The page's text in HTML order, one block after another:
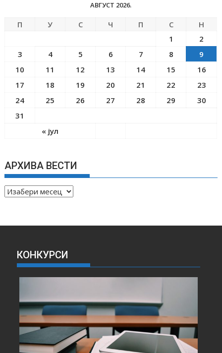
АВГУСТ 2026.
П У С Ч П С Н
« јул
1
2
3
4 5 6 7 8
9
10
11 12 13 14 15
16
17
18 19 20 21 22
23
24
25 26 27 28 29
30
31
АРХИВА ВЕСТИ
А
И
КОНКУРСИ